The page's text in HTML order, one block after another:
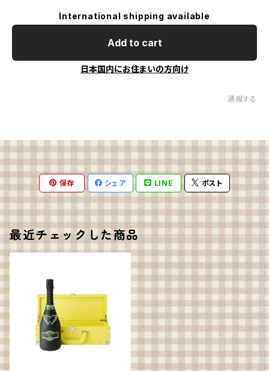
International shipping available
Add to cart
日本国内にお住まいの方向け
通報する
保存 シェア LINE ポスト
最近チェックした商品